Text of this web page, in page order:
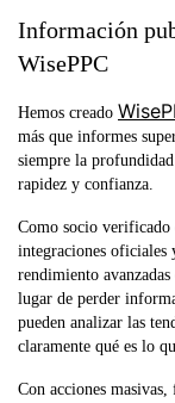
Información
WisePPC
Hemos creado
más que informes
siempre la
rapidez y confianza.
Como socio verificado
integraciones oficiales
rendimiento
lugar de perder
pueden analizar las
claramente qué es lo
Con acciones